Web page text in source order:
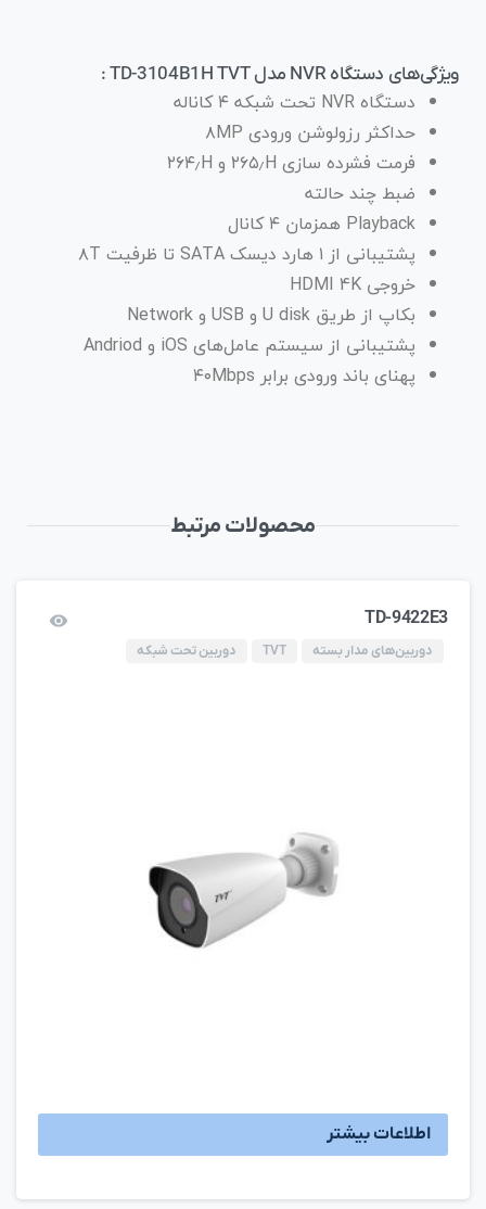
ویژگی‌های دستگاه NVR مدل TD-3104B1H TVT :
دستگاه NVR تحت شبکه ۴ کاناله
حداکثر رزولوشن ورودی ۸MP
فرمت فشرده سازی ۲۶۵٫H و ۲۶۴٫H
ضبط چند حالته
Playback همزمان ۴ کانال
پشتیبانی از ۱ هارد دیسک SATA تا ظرفیت ۸T
خروجی HDMI 4K
بکاپ از طریق U disk و USB و Network
پشتیبانی از سیستم عامل‌های iOS و Andriod
پهنای باند ورودی برابر ۴۰Mbps
محصولات مرتبط
TD-9422E3
دوربین‌های مدار بسته TVT دوربین تحت شبکه
اطلاعات بیشتر